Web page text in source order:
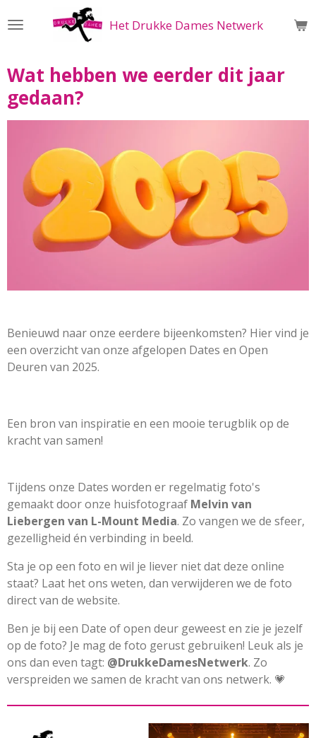
direct
hoofdinhoud
Het Drukke Dames Netwerk
Wat hebben we eerder dit jaar
gedaan?
Benieuwd naar onze eerdere bijeenkomsten? Hier vind je
een overzicht van onze afgelopen Dates en Open
Deuren van 2025.
Een bron van inspiratie en een mooie terugblik op de
kracht van samen!
Tijdens onze Dates worden er regelmatig foto's
gemaakt door onze huisfotograaf Melvin van
Liebergen van L-Mount Media. Zo vangen we de sfeer,
gezelligheid én verbinding in beeld.
Sta je op een foto en wil je liever niet dat deze online
staat? Laat het ons weten, dan verwijderen we de foto
direct van de website.
Ben je bij een Date of open deur geweest en zie je jezelf
op de foto? Je mag de foto gerust gebruiken! Leuk als je
ons dan even tagt: @DrukkeDamesNetwerk. Zo
verspreiden we samen de kracht van ons netwerk. 💗